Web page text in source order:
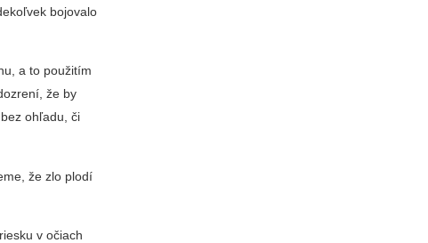
bojovalo
a to použitím
že by
ohľadu, či
že zlo plodí
v očiach